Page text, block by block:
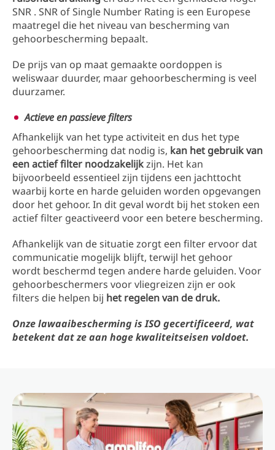
SNR . SNR of Single Number Rating is een Europese
maatregel die het niveau van bescherming van
gehoorbescherming bepaalt.
De prijs van op maat gemaakte oordoppen is
weliswaar duurder, maar gehoorbescherming is veel
duurzamer.
Actieve en passieve filters
Afhankelijk van het type activiteit en dus het type
gehoorbescherming dat nodig is, kan het gebruik van
een actief filter noodzakelijkzijn. Het kan
bijvoorbeeld essentieel zijn tijdens een jachttocht
waarbij korte en harde geluiden worden opgevangen
door het gehoor. In dit geval wordt bij het stoken een
actief filter geactiveerd voor een betere bescherming.
Afhankelijk van de situatie zorgt een filter ervoor dat
communicatie mogelijk blijft, terwijl het gehoor
wordt beschermd tegen andere harde geluiden. Voor
gehoorbeschermers voor vliegreizen zijn er ook
filters die helpen bij het regelen van de druk.
Onze lawaaibescherming is ISO gecertificeerd, wat
betekent dat ze aan hoge kwaliteitseisen voldoet.